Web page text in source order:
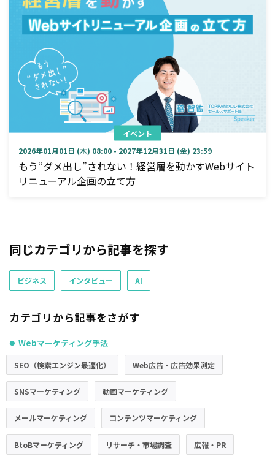
イベント
2026年01月01日 (木) 08:00 - 2027年12月31日 (金) 23:59
もう“ダメ出し”されない！経営層を動かすWebサイト
リニューアル企画の立て方
同じカテゴリから記事を探す
ビジネス インタビュー AI
カテゴリから記事をさがす
● Webマーケティング手法
SEO（検索エンジン最適化） Web広告・広告効果測定
SNSマーケティング 動画マーケティング
メールマーケティング コンテンツマーケティング
BtoBマーケティング リサーチ・市場調査 広報・PR